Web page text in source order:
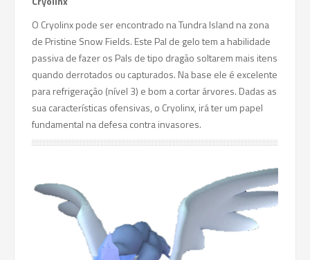
O Cryolinx pode ser encontrado na Tundra Island na zona
de Pristine Snow Fields. Este Pal de gelo tem a habilidade
passiva de fazer os Pals de tipo dragão soltarem mais itens
quando derrotados ou capturados. Na base ele é excelente
para refrigeração (nível 3) e bom a cortar árvores. Dadas as
sua características ofensivas, o Cryolinx, irá ter um papel
fundamental na defesa contra invasores.